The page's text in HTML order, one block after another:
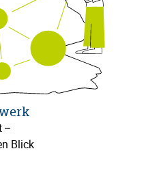
–
Blick